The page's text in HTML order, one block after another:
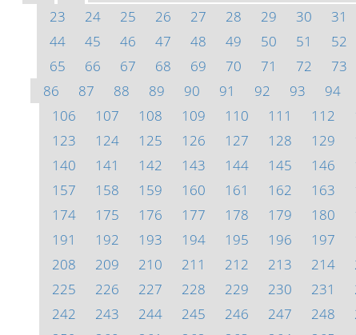
23
24 25 26 27 28 29 30 31
44
45 46 47 48 49 50 51 52
65
66 67 68 69 70 71 72 73
86
87 88 89 90 91 92 93 94
106
107 108 109 110 111 112
123
124 125 126 127 128 129
140
141 142 143 144 145 146
157
158 159 160 161 162 163
174
175 176 177 178 179 180
191
192 193 194 195 196 197
208
209 210 211 212 213 214
225
226 227 228 229 230 231
242
243 244 245 246 247 248